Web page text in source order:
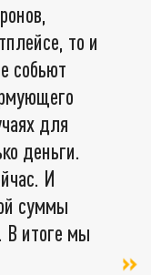
то и
собьют
для
деньги.
И
суммы
В итоге мы